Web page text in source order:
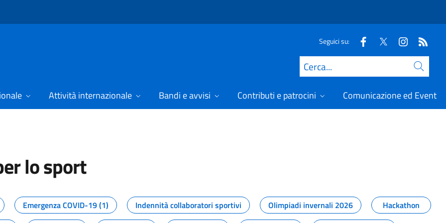
Seguici su:
Cerca
Attività internazionale Bandi e avvisi Contributi e patrocini Comunicazione ed Eventi
lo sport
dal Dipartimento per lo sport
Emergenza COVID-19 (1) Indennità collaboratori sportivi Olimpiadi invernali 2026
Hackathon